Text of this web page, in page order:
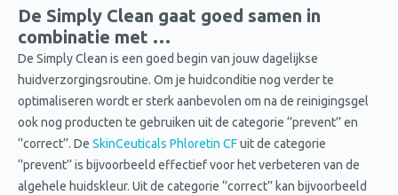
De Simply Clean gaat goed samen in
combinatie met …
De Simply Clean is een goed begin van jouw dagelijkse
huidverzorgingsroutine. Om je huidconditie nog verder te
optimaliseren wordt er sterk aanbevolen om na de reinigingsgel
ook nog producten te gebruiken uit de categorie ‘’prevent’’ en
‘’correct’’. De SkinCeuticals Phloretin CFuit de categorie
‘’prevent’’ is bijvoorbeeld effectief voor het verbeteren van de
algehele huidskleur. Uit de categorie ‘’correct’’ kan bijvoorbeeld